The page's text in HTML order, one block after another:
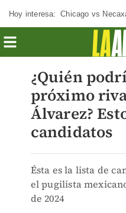
Hoy interesa: Chicago vs
¿Quién
próximo
Álvarez?
candidatos
Ésta es la lista de
el pugilista
de 2024